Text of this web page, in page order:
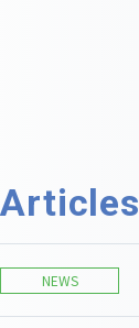
NEWS